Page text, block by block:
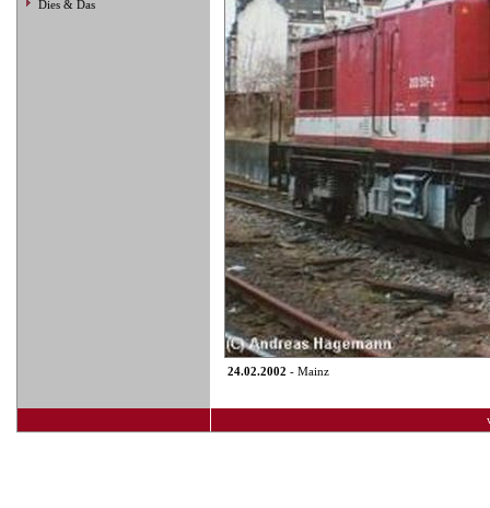
Dies & Das
24.02.2002 - Mainz